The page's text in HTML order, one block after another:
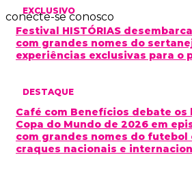
SBT- SISTEMA BRASILEIRO DE
conecte-se conosco
EXCLUSIVO
Festival HISTÓRIAS
com grandes nomes do
experiências exclusivas para o
DESTAQUE
Café com Benefícios debate
Copa do Mundo de 2026 em
com grandes nomes do futebol
craques nacionais e